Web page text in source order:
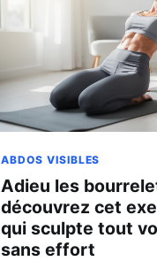
ABDOS VISIBLES
Adieu les
découvrez cet
qui sculpte tout
sans effort